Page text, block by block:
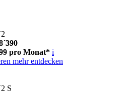
pro Monat* i
mehr entdecken
S